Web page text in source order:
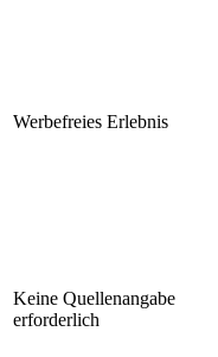
Werbefreies Erlebnis
Keine Quellenangabe
erforderlich